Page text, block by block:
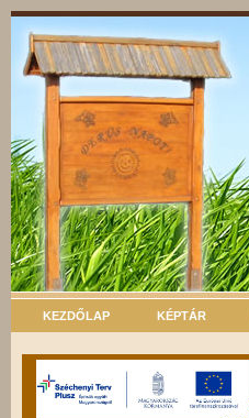
KEZDŐLAP KÉPTÁR